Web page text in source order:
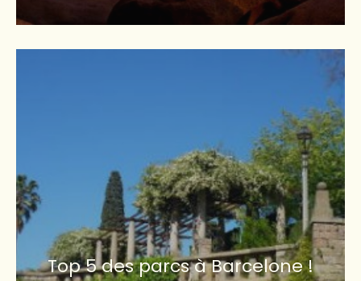
Top 5 des parcs à Barcelone !